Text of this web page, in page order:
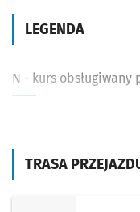
TRASA
LEGENDA
N - kurs obsługiwany